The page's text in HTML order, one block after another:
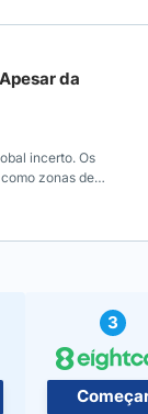
da
incerto. Os
zonas de
da
3